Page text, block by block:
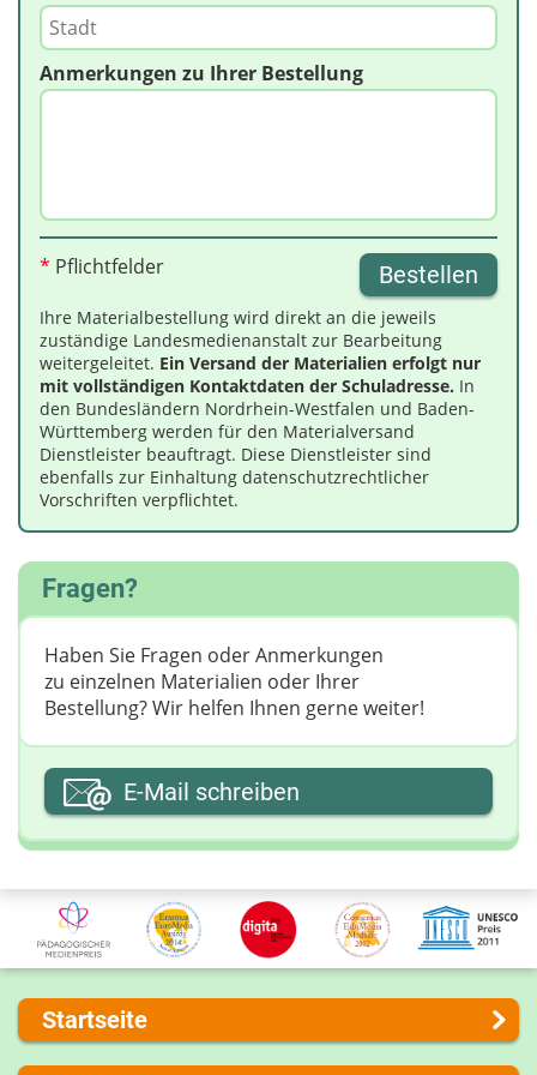
Anmerkungen zu Ihrer Bestellung
* Pflichtfelder Bestellen
Ihre Materialbestellung wird direkt an die jeweils
zuständige Landesmedienanstalt zur Bearbeitung
weitergeleitet. Ein Versand der Materialien erfolgt nur
mit vollständigen Kontaktdaten der Schuladresse. In
den Bundesländern Nordrhein-Westfalen und Baden-
Württemberg werden für den Materialversand
Dienstleister beauftragt. Diese Dienstleister sind
ebenfalls zur Einhaltung datenschutzrechtlicher
Vorschriften verpflichtet.
Fragen?
Haben Sie Fragen oder Anmerkungen
zu einzelnen Materialien oder Ihrer
Bestellung? Wir helfen Ihnen gerne weiter! ​
Ihre E-Mail-Adresse
E-Mail schreiben
Startseite